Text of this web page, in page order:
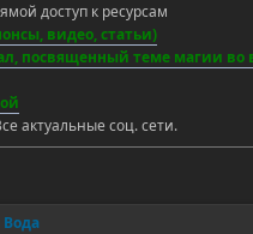
доступ к ресурсам
видео, статьи)
посвященный теме магии во
актуальные соц. сети.